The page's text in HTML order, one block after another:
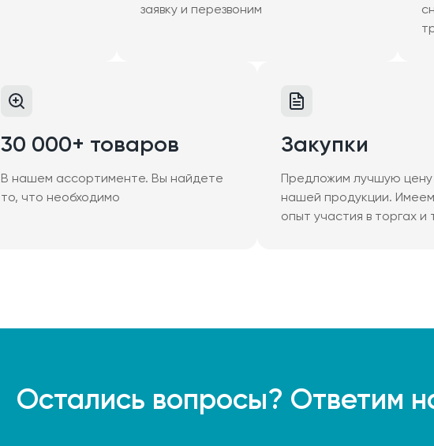
заявку и перезвоним
30 000+ товаров
В нашем ассортименте. Вы найдете
то, что необходимо
Закупки
Предложим лучшую цену
нашей продукции.
опыт участия в торгах и
Остались вопросы? Ответим